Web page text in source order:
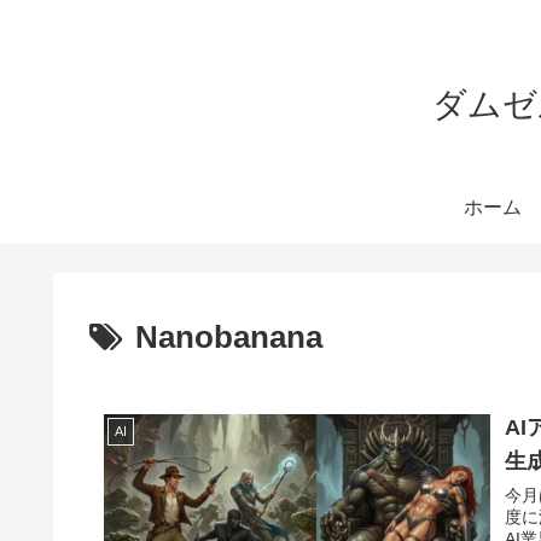
ダム
ホーム
Nanobanana
AI
AI
生
今
度